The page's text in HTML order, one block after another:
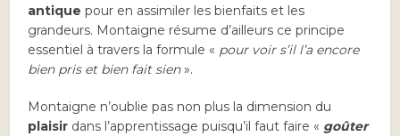
antique pour en assimiler les bienfaits et les
grandeurs. Montaigne résume d’ailleurs ce principe
essentiel à travers la formule « pour voir s’il l’a encore
bien pris et bien fait sien».
Montaigne n’oublie pas non plus la dimension du
plaisir dans l’apprentissage puisqu’il faut faire « goûter